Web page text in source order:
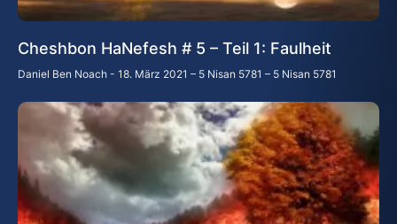
Cheshbon HaNefesh # 5 – Teil 1: Faulheit
Daniel Ben Noach 18. März 2021 – 5 Nisan 5781 – 5 Nisan 5781